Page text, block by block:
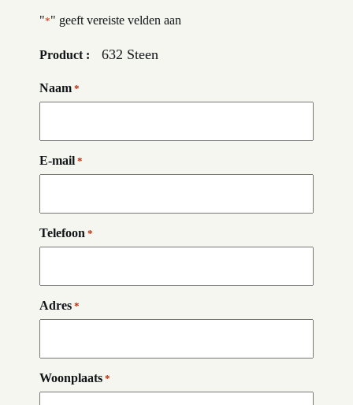
"*" geeft vereiste velden aan
Product : 632 Steen
Naam *
E-mail *
Telefoon *
Adres *
Woonplaats *